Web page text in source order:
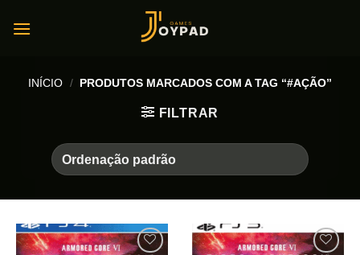
INÍCIO / PRODUTOS MARCADOS COM A TAG “#AÇÃO”
FILTRAR